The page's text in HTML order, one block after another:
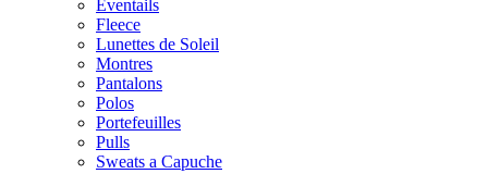
Eventails
Fleece
Lunettes de Soleil
Montres
Pantalons
Polos
Portefeuilles
Pulls
Sweats a Capuche